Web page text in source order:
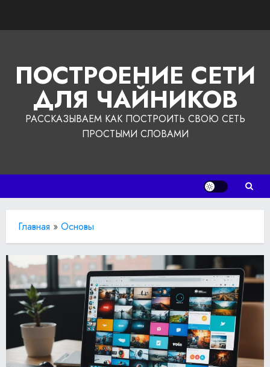
ПОСТРОЕНИЕ СЕТИ
ДЛЯ ЧАЙНИКОВ
РАССКАЗЫВАЕМ КАК ПОСТРОИТЬ СВОЮ СЕТЬ
ПРОСТЫМИ СЛОВАМИ
Главная » Основы